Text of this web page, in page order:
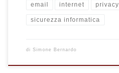
email internet privacy
sicurezza informatica
di Simone Bernardo